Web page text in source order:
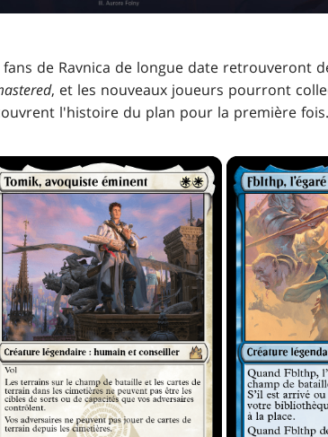
fans de Ravnica de longue date retrouveront
, et les nouveaux joueurs pourront
l'histoire du plan pour la première fois.